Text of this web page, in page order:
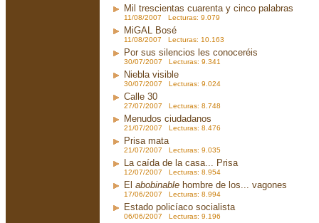
Mil trescientas cuarenta y cinco palabras
11/08/2007 Lecturas: 9.079
MiGAL Bosé
11/08/2007 Lecturas: 10.163
Por sus silencios les conoceréis
30/07/2007 Lecturas: 9.341
Niebla visible
30/07/2007 Lecturas: 9.024
Calle 30
27/07/2007 Lecturas: 8.748
Menudos ciudadanos
21/07/2007 Lecturas: 8.476
Prisa mata
21/07/2007 Lecturas: 9.035
La caída de la casa... Prisa
12/07/2007 Lecturas: 8.954
El abobinable hombre de los... vagones
17/06/2007 Lecturas: 8.994
Estado policíaco socialista
06/06/2007 Lecturas: 9.196